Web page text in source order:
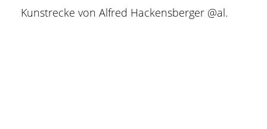
Kunstrecke von Alfred Hackensberger @al.